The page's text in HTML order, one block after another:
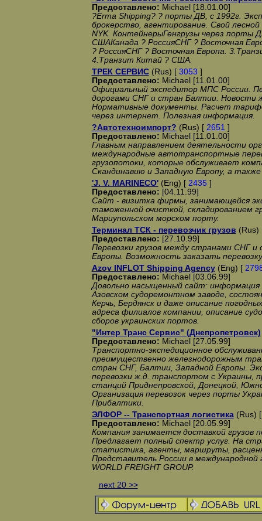
Предоставлено: Michael [18.01.00]
?Erma Shipping? ? порты ДВ, с 1992г.
брокерство, агентирование. Свой
NYK. КонтейнерыГенгрузы через порты
СШАКанада ? РоссияСНГ ? Восточная
? РоссияСНГ ? Восточная Европа.
4.Транзит Китай ? США.
ТРЕК СЕРВИС(Rus) [ 3053 ]
Предоставлено: Michael [11.01.00]
Официальный экспедитор МПС России.
дорогами СНГ и стран Балтии. Новости
Нормативные документы. Расчет
через интернет. Полезная информация.
?Автотехноимпорт? (Rus) [ 2651 ]
Предоставлено: Michael [11.01.00]
Главным направлением деятельности
международные автотранспортные
грузопотоки, которые обслуживает
Скандинавию и Западную Европу, а
'J. V. MARINECO'(Eng) [ 2435 ]
Предоставлено: [04.11.99]
Сайт - визитка фирмы, занимающейся
таможенной очисткой, складированием
Мариупольском морском порту.
Терминал ТСК - перевозчик грузов
Предоставлено: [27.10.99]
Перевозки грузов между странами СНГ и
Европы. Возможность заказать
Azov INFLOT Shipping Agency(Eng) [
Предоставлено: Michael [03.06.99]
Довольно насыщенный сайт: информация
Азовском судоремонтном заводе,
Керчь, Бердянск и даже описание
адреса филиалов компании, описание
сборов украинских портов.
"Интер Транс Сервис" (Днепропетровск)
Предоставлено: Michael [27.05.99]
Транспортно-экспедиционное
преимущественно железнодорожным
стран СНГ, Балтии, Западной Европы.
перевозки ж.д. транспортом с Украины,
станций Приднепровской, Донецкой,
Организация перевозок через порты
Прибалтики.
ЭЛФОР -- Транспортная логистика(Rus)
Предоставлено: Michael [20.05.99]
Компания занимается доставкой грузов
Предлагает полный спектр услуг. На
статистика, агенты, маршруты,
Представитель России в международной
WORLD FREIGHT GROUP.
next 20 >>